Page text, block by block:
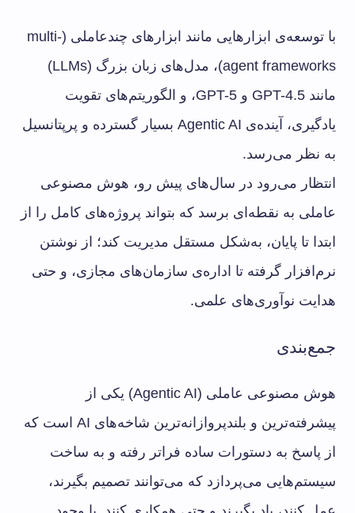
با توسعه‌ی ابزارهایی مانند ابزارهای چندعاملی (multi-
agent frameworks)، مدل‌های زبان بزرگ (LLMs)
مانند GPT-4.5 و GPT-5، و الگوریتم‌های تقویت
یادگیری، آینده‌ی Agentic AI بسیار گسترده و پرپتانسیل
به نظر می‌رسد.
انتظار می‌رود در سال‌های پیش رو، هوش مصنوعی
عاملی به نقطه‌ای برسد که بتواند پروژه‌های کامل را از
ابتدا تا پایان، به‌شکل مستقل مدیریت کند؛ از نوشتن
نرم‌افزار گرفته تا اداره‌ی سازمان‌های مجازی، و حتی
هدایت نوآوری‌های علمی.
جمع‌بندی
هوش مصنوعی عاملی (Agentic AI) یکی از
پیشرفته‌ترین و بلندپروازانه‌ترین شاخه‌های AI است که
از پاسخ به دستورات ساده فراتر رفته و به ساخت
سیستم‌هایی می‌پردازد که می‌توانند تصمیم بگیرند،